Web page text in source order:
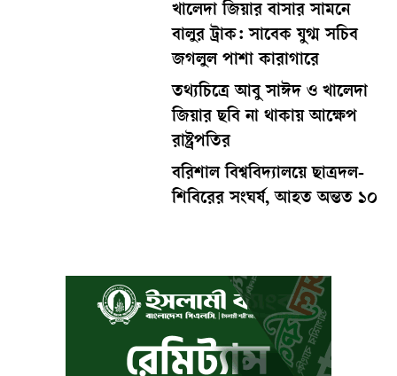
খালেদা জিয়ার বাসার সামনে
বালুর ট্রাক: সাবেক যুগ্ম সচিব
জগলুল পাশা কারাগারে
তথ্যচিত্রে আবু সাঈদ ও খালেদা
জিয়ার ছবি না থাকায় আক্ষেপ
রাষ্ট্রপতির
বরিশাল বিশ্ববিদ্যালয়ে ছাত্রদল-
শিবিরের সংঘর্ষ, আহত অন্তত ১০